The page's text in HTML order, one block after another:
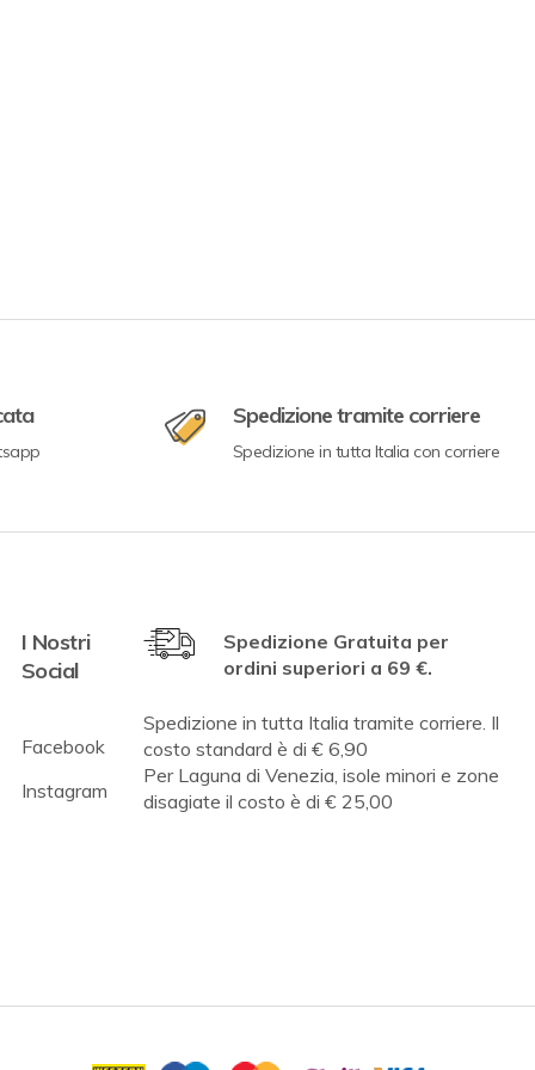
Spedizione tramite corriere
Spedizione in tutta Italia con corriere
I Nostri
Social
Facebook
Instagram
Spedizione Gratuita per
ordini superiori a 69 €.
Spedizione in tutta Italia tramite corriere. Il
costo standard è di € 6,90
Per Laguna di Venezia, isole minori e zone
disagiate il costo è di € 25,00